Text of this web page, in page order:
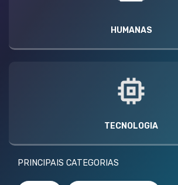
HUMANAS
TECNOLOGIA
PRINCIPAIS CATEGORIAS